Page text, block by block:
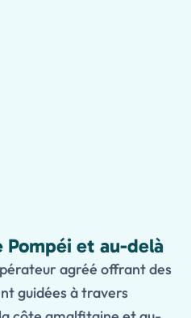
et au-delà
agréé offrant des
guidées à travers